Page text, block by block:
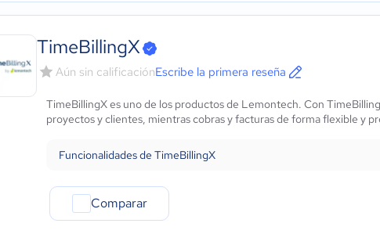
TimeBillingX
Aún sin calificaciónEscribe la primera reseña
TimeBillingX es uno de los productos de Lemontech. Con
proyectos y clientes, mientras cobras y facturas de forma flexible y
Funcionalidades de TimeBillingX
Comparar